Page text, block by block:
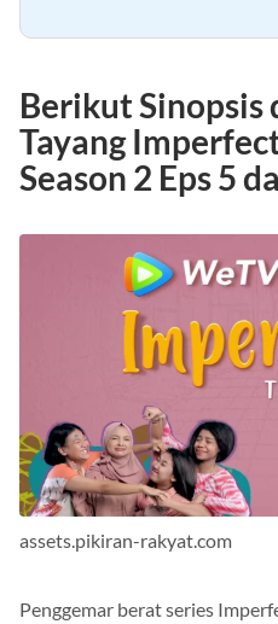
Berikut Sinopsis
Tayang
Season 2 Eps 5
assets.pikiran-rakyat.com
Penggemar berat series